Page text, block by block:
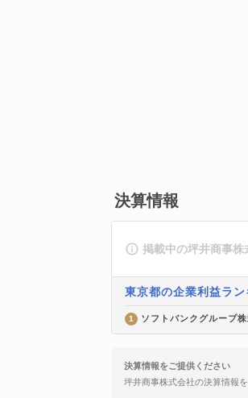
決算情報
掲載中の坪井商事株
東京都の企業利益ラ
1 ソフトバンクグループ
決算情報をご提供ください
坪井商事株式会社の決算情報